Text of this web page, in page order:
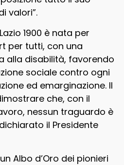
valori”.
1900 è nata per
per tutti, con una
alla disabilità, favorendo
sociale contro ogni
ed emarginazione. Il
che, con il
nessun traguardo è
il Presidente
Albo d’Oro dei pionieri